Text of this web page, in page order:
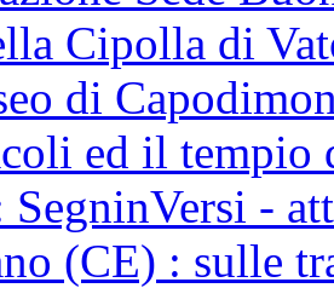
Cipolla di
di
ed il tempio
-
(CE) : sulle